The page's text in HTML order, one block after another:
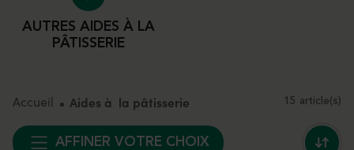
AUTRES AIDES À LA
PÂTISSERIE
Accueil Aides à la pâtisserie 15 article(s)
AFFINER VOTRE CHOIX